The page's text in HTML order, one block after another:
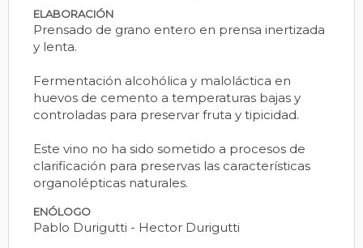
ELABORACIÓN
Prensado de grano entero en prensa inertizada
y lenta.
Fermentación alcohólica y maloláctica en
huevos de cemento a temperaturas bajas y
controladas para preservar fruta y tipicidad.
Este vino no ha sido sometido a procesos de
clarificación para preservas las características
organolépticas naturales.
ENÓLOGO
Pablo Durigutti - Hector Durigutti